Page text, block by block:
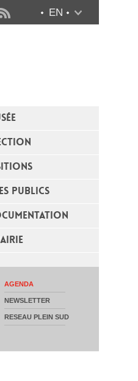
PUBLICS
EN
AGENDA
NEWSLETTER
RESEAU PLEIN SUD